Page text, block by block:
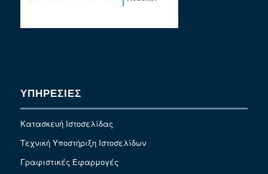
ΥΠΗΡΕΣΙΕΣ
Κατασκευή Ιστοσελίδας
Τεχνική Υποστήριξη Ιστοσελίδων
Γραφιστικές Εφαρμογές